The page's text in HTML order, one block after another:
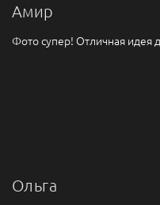
Амир
Фото супер! Отличная идея
Ольга